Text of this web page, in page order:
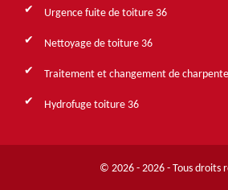
Urgence fuite de toiture 36
Nettoyage de toiture 36
Traitement et changement de
Hydrofuge toiture 36
© 2026 - 2026 - Tous droits